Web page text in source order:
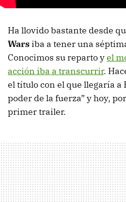
Ha llovido bastante desde
Wars iba a tener una
Conocimos su reparto yel
acción iba a transcurrir.
el título con el que llegaría a
poder de la fuerza” y hoy,
primer trailer.